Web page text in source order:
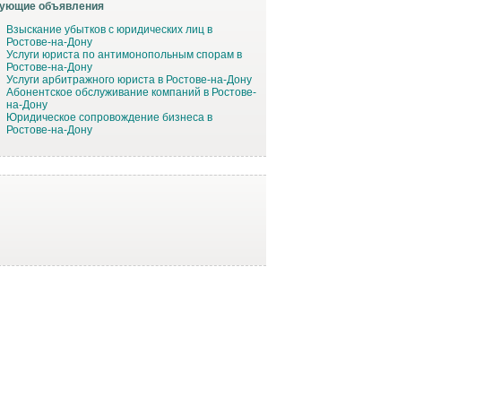
объявления
Взыскание убытков с юридических лиц в
Ростове-на-Дону
Услуги юриста по антимонопольным спорам в
Ростове-на-Дону
Услуги арбитражного юриста в Ростове-на-Дону
Абонентское обслуживание компаний в Ростове-
на-Дону
Юридическое сопровождение бизнеса в
Ростове-на-Дону